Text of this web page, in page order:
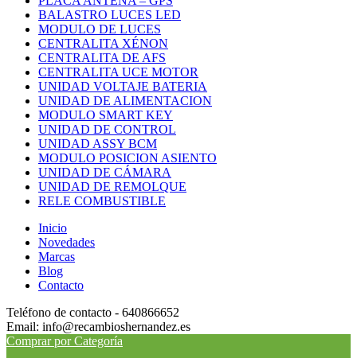
BALASTRO LUCES LED
MODULO DE LUCES
CENTRALITA XÉNON
CENTRALITA DE AFS
CENTRALITA UCE MOTOR
UNIDAD VOLTAJE BATERIA
UNIDAD DE ALIMENTACION
MODULO SMART KEY
UNIDAD DE CONTROL
UNIDAD ASSY BCM
MODULO POSICION ASIENTO
UNIDAD DE CÁMARA
UNIDAD DE REMOLQUE
RELE COMBUSTIBLE
Inicio
Novedades
Marcas
Blog
Contacto
Teléfono de contacto - 640866652
Email: info@recambioshernandez.es
Comprar por Categoría